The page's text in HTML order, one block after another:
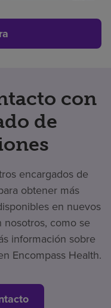
con
de
encargados de
obtener más
en nuevos
como se
información sobre
Encompass Health.